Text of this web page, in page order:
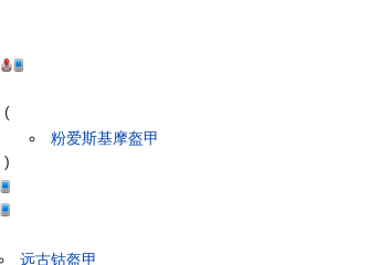
(
粉爱斯基摩盔甲
)
远古钴盔甲